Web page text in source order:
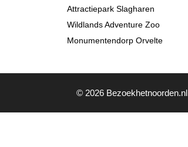
Attractiepark Slagharen
Wildlands Adventure Zoo
Monumentendorp Orvelte
© 2026 Bezoekhetnoorden.nl